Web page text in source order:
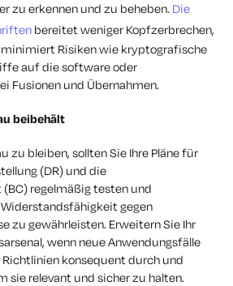
zu erkennen und zu beheben. Die
bereitet weniger Kopfzerbrechen,
minimiert Risiken wie kryptografische
auf die software oder
Fusionen und Übernahmen.
beibehält
zu bleiben, sollten Sie Ihre Pläne für
(DR) und die
regelmäßig testen und
gegen
zu gewährleisten. Erweitern Sie Ihr
wenn neue Anwendungsfälle
konsequent durch und
sie relevant und sicher zu halten.